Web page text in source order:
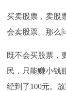
买卖股票，卖股
会卖股票。那么
既不会买股票，
民，只能赚小钱
经到了100元。